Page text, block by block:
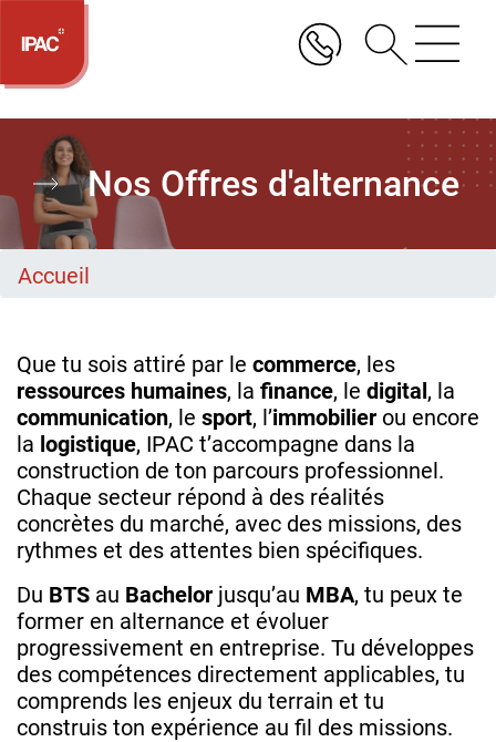
Aller
contenu
Nos Offres d'alternance
Accueil
Que tu sois attiré par le commerce, les
ressources humaines, la finance, le digital, la
communication, le sport, l’immobilier ou encore
la logistique, IPAC t’accompagne dans la
construction de ton parcours professionnel.
Chaque secteur répond à des réalités
concrètes du marché, avec des missions, des
rythmes et des attentes bien spécifiques.
Du BTS au Bachelor jusqu’au MBA, tu peux te
former en alternance et évoluer
progressivement en entreprise. Tu développes
des compétences directement applicables, tu
comprends les enjeux du terrain et tu
construis ton expérience au fil des missions.